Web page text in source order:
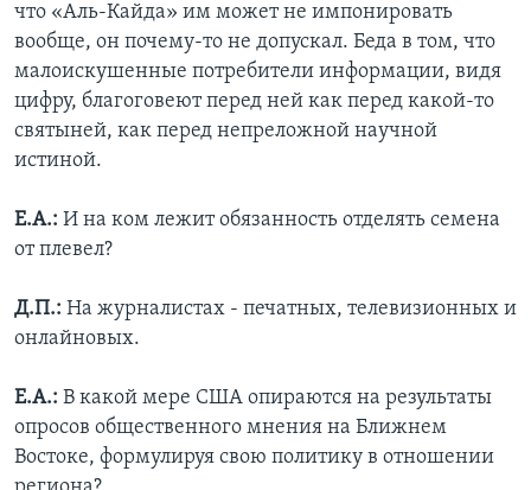
что «Аль-Кайда» им может не импонировать
вообще, он почему-то не допускал. Беда в том, что
малоискушенные потребители информации, видя
цифру, благоговеют перед ней как перед какой-то
святыней, как перед непреложной научной
истиной.
Е.А.: И на ком лежит обязанность отделять семена
от плевел?
Д.П.: На журналистах - печатных, телевизионных и
онлайновых.
Е.А.: В какой мере США опираются на результаты
опросов общественного мнения на Ближнем
Востоке, формулируя свою политику в отношении